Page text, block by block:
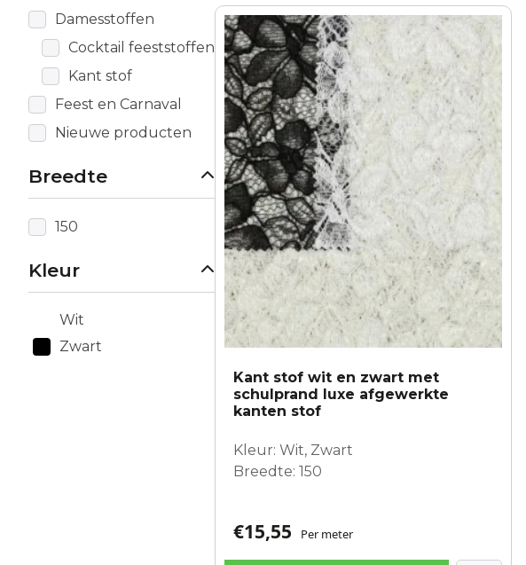
Damesstoffen
Cocktail feeststoffen
Kant stof
Feest en Carnaval
Nieuwe producten
Breedte
150
Kleur
Wit
Zwart
Kant stof wit en zwart met
schulprand luxe afgewerkte
kanten stof
Kleur: Wit, Zwart
Breedte: 150
€15,55 Per meter
Dit
product
heeft
meerdere
variaties.
Deze
optie
kan
gekozen
worden
op
de
productpagina